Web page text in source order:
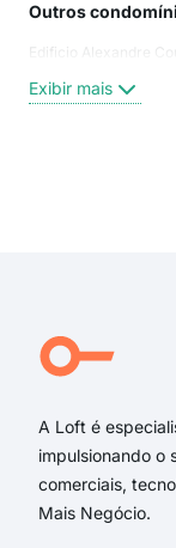
Outros
Edificio Alexandre
Exibir mais
A Loft é
impulsionando o
comerciais,
Mais Negócio.